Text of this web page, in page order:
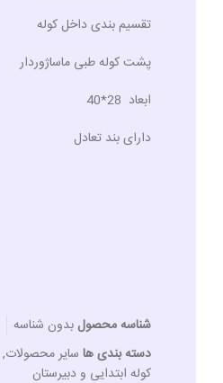
تقسیم بندی داخل کوله
پشت کوله طبی ماساژوردار
ابعاد 28*40
دارای بند تعادل
شناسه محصول بدون شناسه
دسته بندی ها سایر محصولات,
کوله ابتدایی و دبیرستان